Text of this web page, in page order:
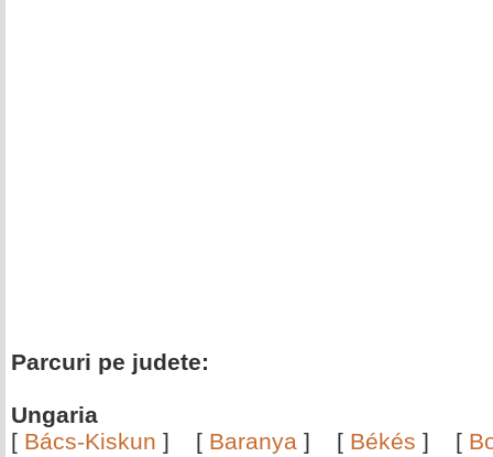
Parcuri pe judete:
Ungaria
[ Bács-Kiskun ] [ Baranya ] [ Békés ] [